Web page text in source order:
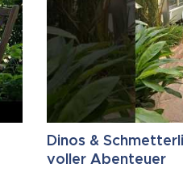
Dinos &
voller Abenteuer